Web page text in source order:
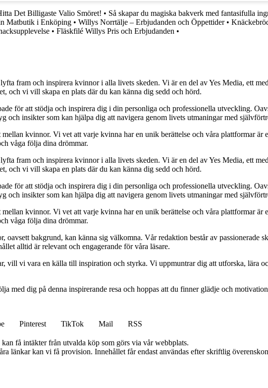
Det Billigaste Valio Smöret! • Så skapar du magiska bakverk med fantasifulla
Matbutik i Enköping • Willys Norrtälje – Erbjudanden och Öppettider•
• Fläskfilé Willys Pris och Erbjudanden •
fram och inspirera kvinnor i alla livets skeden. Vi är en del av Yes Media, ett
och vi vill skapa en plats där du kan känna dig sedd och hörd.
för att stödja och inspirera dig i din personliga och professionella utveckling.
och insikter som kan hjälpa dig att navigera genom livets utmaningar med
kvinnor. Vi vet att varje kvinna har en unik berättelse och våra plattformar är
våga följa dina drömmar.
fram och inspirera kvinnor i alla livets skeden. Vi är en del av Yes Media, ett
och vi vill skapa en plats där du kan känna dig sedd och hörd.
för att stödja och inspirera dig i din personliga och professionella utveckling.
och insikter som kan hjälpa dig att navigera genom livets utmaningar med
kvinnor. Vi vet att varje kvinna har en unik berättelse och våra plattformar är
våga följa dina drömmar.
bakgrund, kan känna sig välkomna. Vår redaktion består av passionerade
alltid är relevant och engagerande för våra läsare.
vill vi vara en källa till inspiration och styrka. Vi uppmuntrar dig att utforska, lära
med dig på denna inspirerande resa och hoppas att du finner glädje och
Pinterest TikTok Mail
RSS
få intäkter från utvalda köp som görs via vår webbplats.
länkar kan vi få provision. Innehållet får endast användas efter skriftlig